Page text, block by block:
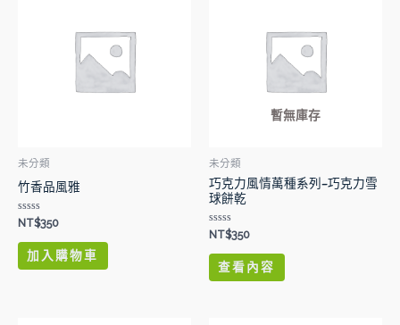
未分類
竹香品風雅
評
0
滿
分
5
NT$350
加入購物車
暫無庫存
未分類
巧克力風情萬種系列–巧克力雪
球餅乾
評
0
滿
分
5
NT$350
查看內容